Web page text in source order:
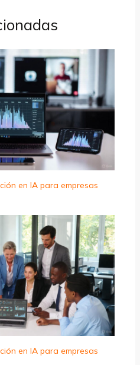
en IA para empresas
en IA para empresas